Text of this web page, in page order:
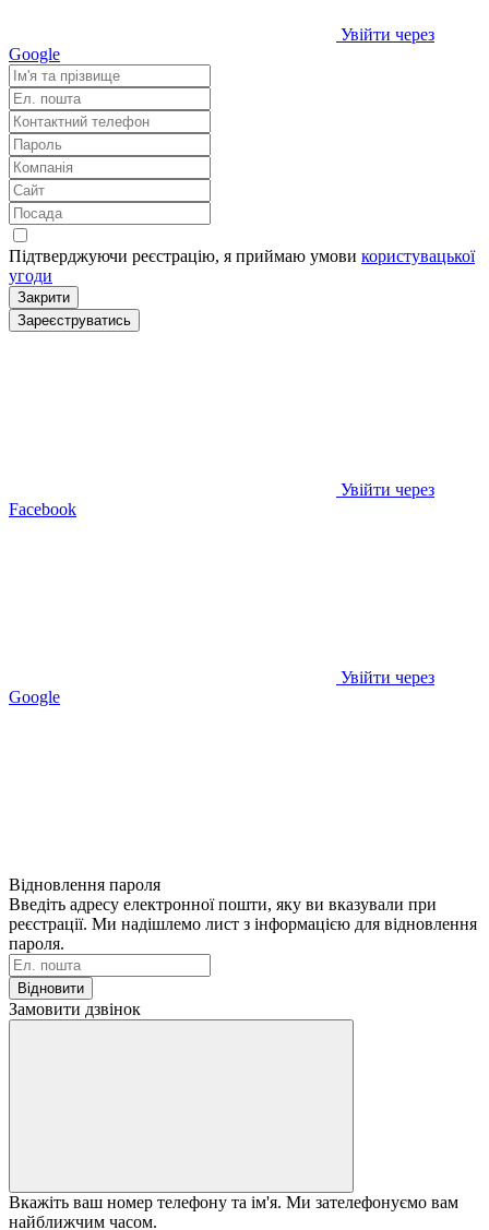
Увійти через
Google
Підтверджуючи реєстрацію, я приймаю умови користувацької
угоди
Закрити
Зареєструватись
Увійти через
Facebook
Увійти через
Google
Відновлення пароля
Введіть адресу електронної пошти, яку ви вказували при
реєстрації. Ми надішлемо лист з інформацією для відновлення
пароля.
Відновити
Замовити дзвінок
Вкажіть ваш номер телефону та ім'я. Ми зателефонуємо вам
найближчим часом.